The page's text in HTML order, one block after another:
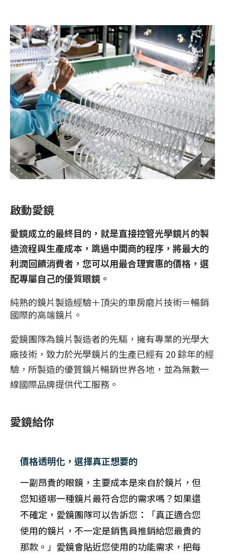
啟動愛鏡
愛鏡成立的最終目的，就是直接控管光學鏡片的製
造流程與生產成本，跳過中間商的程序，將最大的
利潤回饋消費者，您可以用最合理實惠的價格，選
配專屬自己的優質眼鏡。
純熟的鏡片製造經驗＋頂尖的車房磨片技術＝暢銷
國際的高端鏡片。
愛鏡團隊為鏡片製造者的先驅，擁有專業的光學大
廠技術，致力於光學鏡片的生產已經有 20 餘年的經
驗，所製造的優質鏡片暢銷世界各地，並為無數一
線國際品牌提供代工服務。
愛鏡給你
價格透明化，選擇真正想要的
一副昂貴的眼鏡，主要成本是來自於鏡片，但
您知道哪一種鏡片最符合您的需求嗎？如果還
不確定，愛鏡團隊可以告訴您：「真正適合您
使用的鏡片，不一定是銷售員推銷給您最貴的
那款。」愛鏡會貼近您使用的功能需求，把每